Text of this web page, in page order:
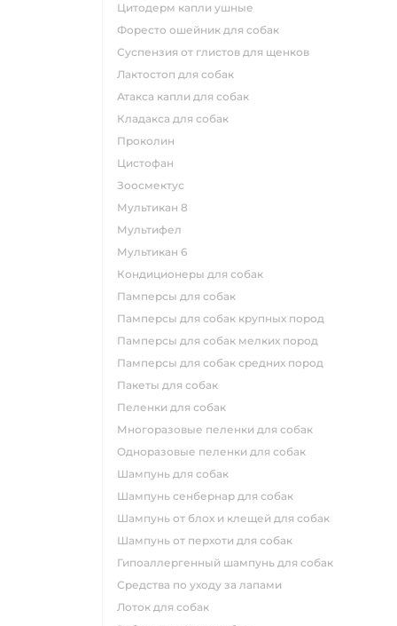
цитодерм капли ушные
форесто ошейник для собак
суспензия от глистов для щенков
лактостоп для собак
атакса капли для собак
кладакса для собак
проколин
цистофан
зоосмектус
мультикан 8
мультифел
мультикан 6
кондиционеры для собак
памперсы для собак
памперсы для собак крупных пород
памперсы для собак мелких пород
памперсы для собак средних пород
пакеты для собак
пеленки для собак
многоразовые пеленки для собак
одноразовые пеленки для собак
шампунь для собак
шампунь сенбернар для собак
шампунь от блох и клещей для собак
шампунь от перхоти для собак
гипоаллергенный шампунь для собак
средства по уходу за лапами
лоток для собак